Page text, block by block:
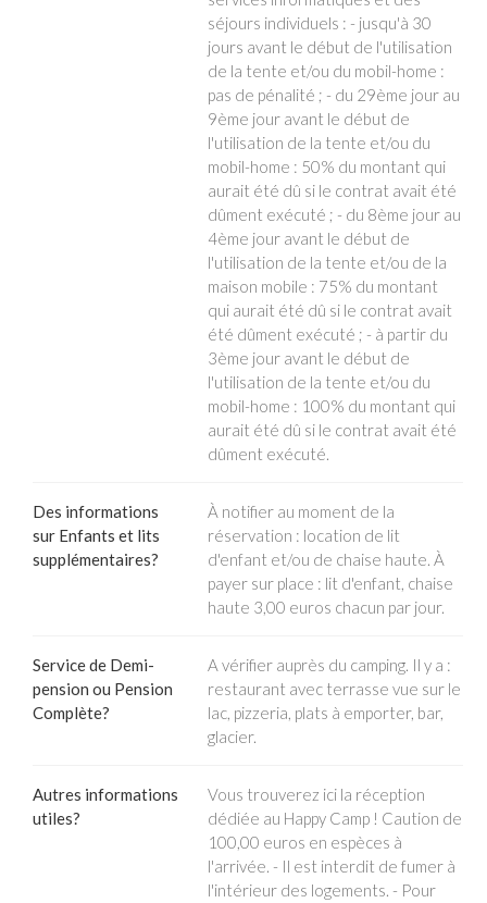
séjours individuels : - jusqu'à 30
jours avant le début de l'utilisation
de la tente et/ou du mobil-home :
pas de pénalité ; - du 29ème jour au
9ème jour avant le début de
l'utilisation de la tente et/ou du
mobil-home : 50% du montant qui
aurait été dû si le contrat avait été
dûment exécuté ; - du 8ème jour au
4ème jour avant le début de
l'utilisation de la tente et/ou de la
maison mobile : 75% du montant
qui aurait été dû si le contrat avait
été dûment exécuté ; - à partir du
3ème jour avant le début de
l'utilisation de la tente et/ou du
mobil-home : 100% du montant qui
aurait été dû si le contrat avait été
dûment exécuté.
Des informations
sur Enfants et lits
supplémentaires?
À notifier au moment de la
réservation : location de lit
d'enfant et/ou de chaise haute. À
payer sur place : lit d'enfant, chaise
haute 3,00 euros chacun par jour.
Service de Demi-
pension ou Pension
Complète?
A vérifier auprès du camping. Il y a :
restaurant avec terrasse vue sur le
lac, pizzeria, plats à emporter, bar,
glacier.
Autres informations
utiles?
Vous trouverez ici la réception
dédiée au Happy Camp ! Caution de
100,00 euros en espèces à
l'arrivée. - Il est interdit de fumer à
l'intérieur des logements. - Pour